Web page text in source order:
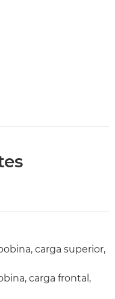
carga superior,
carga frontal,